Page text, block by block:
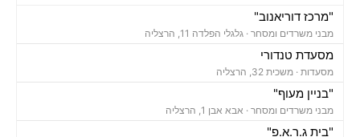
"מרכז דוריאנוב"
מבני משרדים ומסחר · גלגלי הפלדה 11, הרצליה
מסעדת טנדורי
מסעדות · משכית 32, הרצליה
"בניין מעוף"
מבני משרדים ומסחר · אבא אבן 1, הרצליה
"בית ג.ר.א.פ"